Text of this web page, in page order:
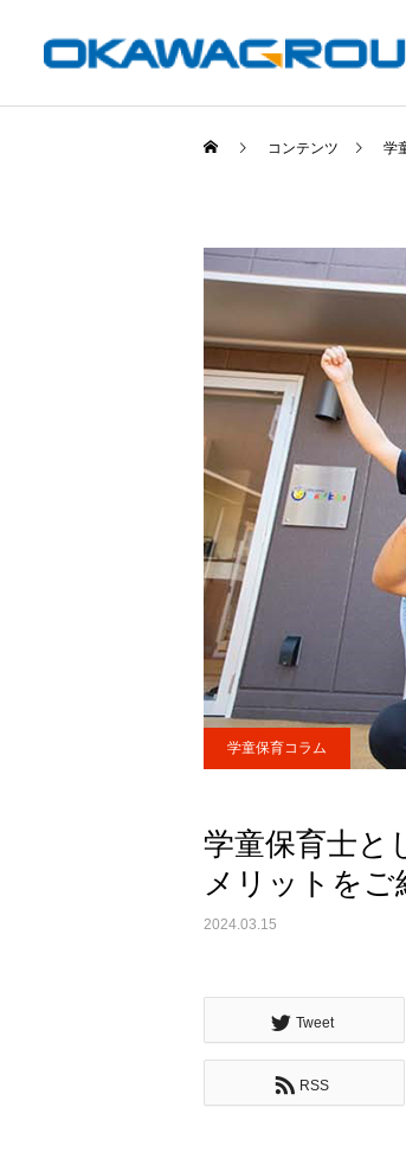
教師以外で教員
せる仕事は？教
コツとアピール
ル
コンテンツ 学
学童保育コラム
学童保育士と
メリットをご
2024.03.15
Tweet
RSS